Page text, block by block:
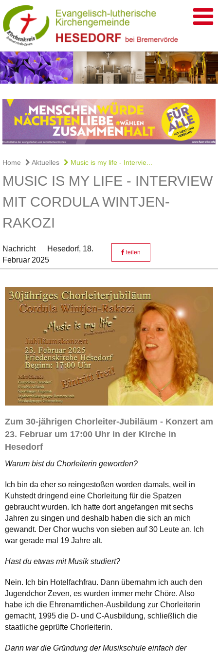
Home Aktuelles Music is my life - Intervie...
MUSIC IS MY LIFE - INTERVIEW
MIT CORDULA WINTJEN-
RAKOZI
Nachricht Hesedorf, 18.
Februar 2025
teilen
Zum 30-jährigen Chorleiter-Jubiläum - Konzert am
23. Februar um 17:00 Uhr in der Kirche in
Hesedorf
Warum bist du Chorleiterin geworden?
Ich bin da eher so reingestoßen worden damals, weil in
Kuhstedt dringend eine Chorleitung für die Spatzen
gebraucht wurden. Ich hatte dort angefangen mit sechs
Jahren zu singen und deshalb haben die sich an mich
gewandt. Der Chor wuchs von sieben auf 30 Leute an. Ich
war gerade mal 19 Jahre alt.
Hast du etwas mit Musik studiert?
Nein. Ich bin Hotelfachfrau. Dann übernahm ich auch den
Jugendchor Zeven, es wurden immer mehr Chöre. Also
habe ich die Ehrenamtlichen-Ausbildung zur Chorleiterin
gemacht, 1995 die D- und C-Ausbildung, schließlich die
staatliche geprüfte Chorleiterin.
Dann war die Gründung der Musikschule einfach der